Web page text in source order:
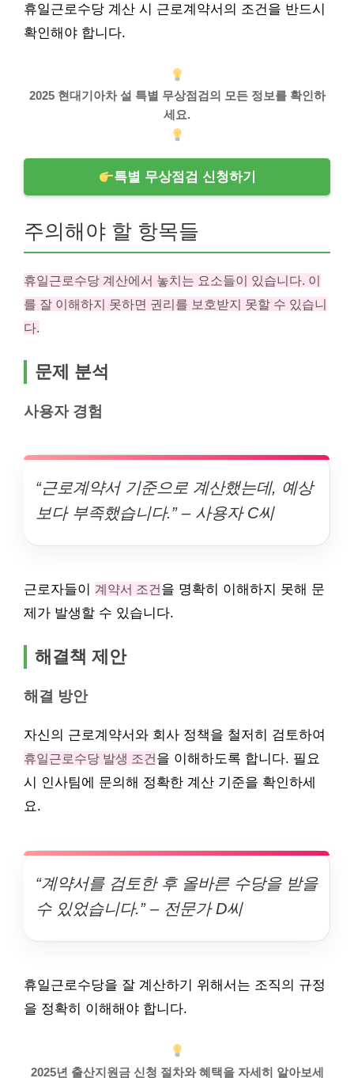
휴일근로수당 계산 시 근로계약서의 조건을 반드시
확인해야 합니다.
2025 현대기아차 설 특별 무상점검의 모든 정보를 확인하
세요.
특별 무상점검 신청하기
주의해야 할 항목들
휴일근로수당 계산에서 놓치는 요소들이 있습니다. 이
를 잘 이해하지 못하면 권리를 보호받지 못할 수 있습니
다.
문제 분석
사용자 경험
“근로계약서 기준으로 계산했는데, 예상
보다 부족했습니다.” – 사용자 C씨
근로자들이 계약서 조건을 명확히 이해하지 못해 문
제가 발생할 수 있습니다.
해결책 제안
해결 방안
자신의 근로계약서와 회사 정책을 철저히 검토하여
휴일근로수당 발생 조건을 이해하도록 합니다. 필요
시 인사팀에 문의해 정확한 계산 기준을 확인하세
요.
“계약서를 검토한 후 올바른 수당을 받을
수 있었습니다.” – 전문가 D씨
휴일근로수당을 잘 계산하기 위해서는 조직의 규정
을 정확히 이해해야 합니다.
2025년 출산지원금 신청 절차와 혜택을 자세히 알아보세